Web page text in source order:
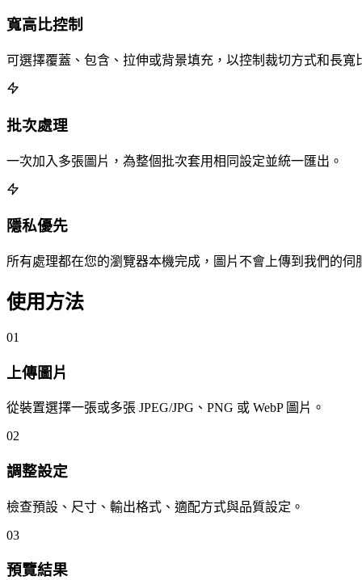
寬高比控制
可選擇覆蓋、包含、拉伸或背景填充，以控制裁切方式和長寬
批次處理
一次加入多張圖片，為整個批次套用相同設定並統一匯出。
隱私優先
所有處理都在您的瀏覽器本機完成，圖片不會上傳到我們的伺
使用方法
01
上傳圖片
從裝置選擇一張或多張 JPEG/JPG、PNG 或 WebP 圖片。
02
調整設定
檢查預設、尺寸、輸出格式、適配方式與品質設定。
03
預覽結果